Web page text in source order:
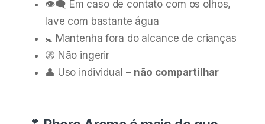
👁️‍🗨️ Em caso de contato com os olhos,
lave com bastante água
🚼 Mantenha fora do alcance de crianças
🚷 Não ingerir
👤 Uso individual – não compartilhar